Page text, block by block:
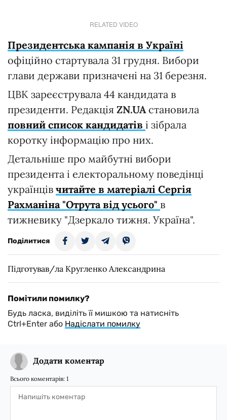
RELATED VIDEO
Президентська кампанія в Україні
офіційно стартувала 31 грудня. Вибори
глави держави призначені на 31 березня.
ЦВК зареєструвала 44 кандидата в
президенти. Редакція ZN.UAстановила
повний список кандидатів і зібрала
коротку інформацію про них.
Детальніше про майбутні вибори
президента і електоральному поведінці
українців читайте в матеріалі Сергія
Рахманіна "Отрута від усього" в
тижневику "Дзеркало тижня. Україна".
Поділитися
Підготував/ла Кругленко Александрина
Помітили помилку?
Будь ласка, виділіть її мишкою та натисніть
Ctrl+Enter або Надіслати помилку
Додати коментар
Всього коментарів: 1